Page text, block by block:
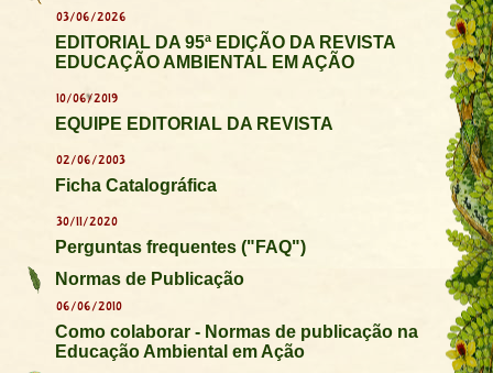
03/06/2026
EDITORIAL DA 95ª EDIÇÃO DA REVISTA
EDUCAÇÃO AMBIENTAL EM AÇÃO
10/06/2019
EQUIPE EDITORIAL DA REVISTA
02/06/2003
Ficha Catalográfica
30/11/2020
Perguntas frequentes ("FAQ")
Normas de Publicação
06/06/2010
Como colaborar - Normas de publicação na
Educação Ambiental em Ação